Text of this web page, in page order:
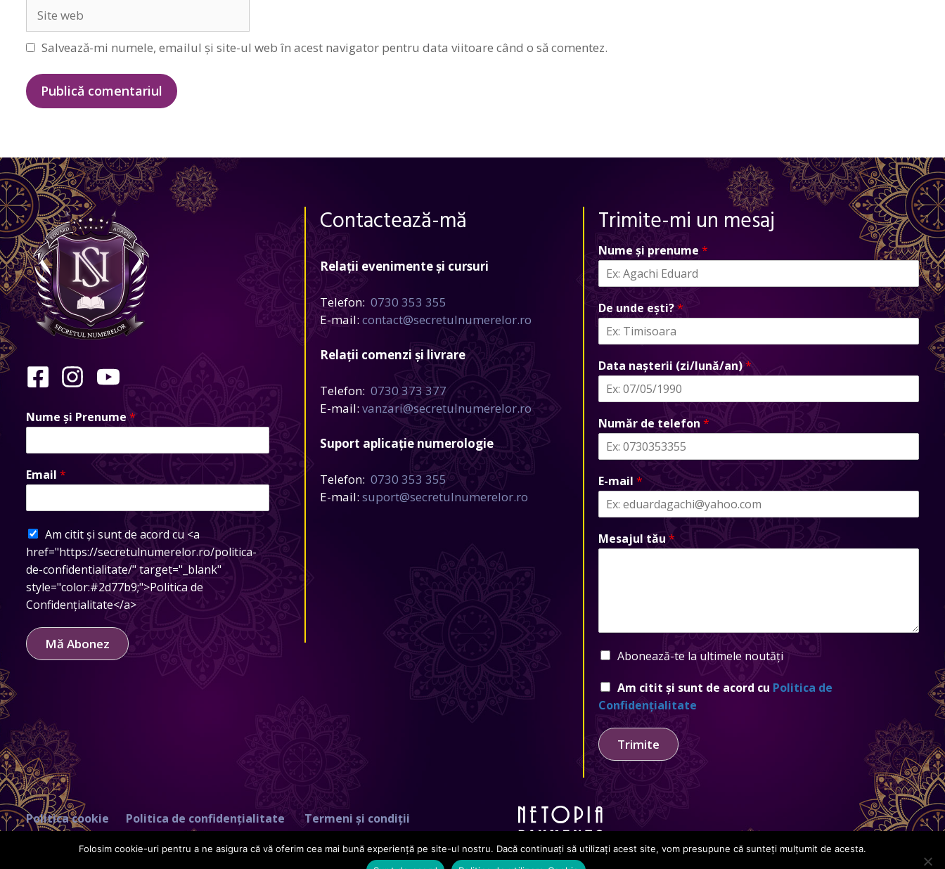
web
Salvează-mi numele, emailul și site-ul web în acest navigator pentru data viitoare când o să comentez.
Nume și Prenume *
Email *
Am citit și sunt de acord cu <a
href="https://secretulnumerelor.ro/politica-
de-confidentialitate/" target="_blank"
style="color:#2d77b9;">Politica de
Confidențialitate</a>
Mă Abonez
Contactează-mă
Relații evenimente și cursuri
Telefon: 0730 353 355
E-mail: contact@secretulnumerelor.ro
Relații comenzi și livrare
Telefon: 0730 373 377
E-mail: vanzari@secretulnumerelor.ro
Suport aplicație numerologie
Telefon: 0730 353 355
E-mail: suport@secretulnumerelor.ro
Trimite-mi un mesaj
Nume și prenume *
De unde ești?*
Data nașterii (zi/lună/an)*
Număr de telefon *
E-mail *
Mesajul tău *
Abonează-te la ultimele noutăți
Am citit și sunt de acord cu Politica de
Confidențialitate
Trimite
Politica cookie Politica de confidențialitate Termeni și condiții
Copyright © 2021 Eduard Agachi Creat deGDCloud.io
Folosim cookie-uri pentru a ne asigura că vă oferim cea mai bună experiență pe site-ul nostru. Dacă continuați să utilizați acest site, vom presupune că sunteți mulțumit de acesta.